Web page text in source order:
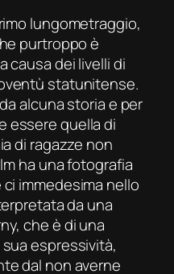
lungometraggio,
purtroppo è
dei livelli di
statunitense.
alcuna storia e per
essere quella di
di ragazze non
ha una fotografia
immedesima nello
da una
che è di una
espressività,
dal non averne